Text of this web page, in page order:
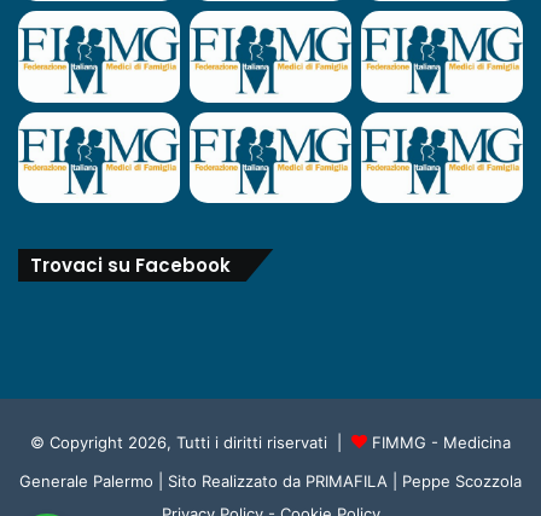
Trovaci su Facebook
© Copyright 2026, Tutti i diritti riservati |
FIMMG - Medicina
Generale Palermo | Sito Realizzato da PRIMAFILA | Peppe Scozzola